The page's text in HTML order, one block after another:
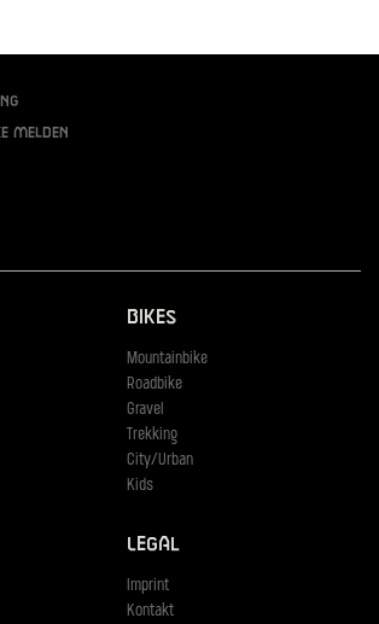
melden
Bikes
Mountainbike
Roadbike
Gravel
Trekking
City/Urban
Kids
Legal
Imprint
Kontakt